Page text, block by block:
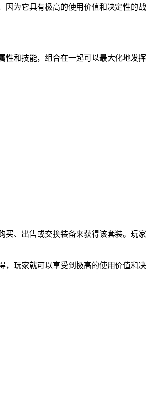
因为它具有极高的使用价值和决定性的战
性和技能，组合在一起可以最大化地发挥
买、出售或交换装备来获得该套装。玩家
，玩家就可以享受到极高的使用价值和决